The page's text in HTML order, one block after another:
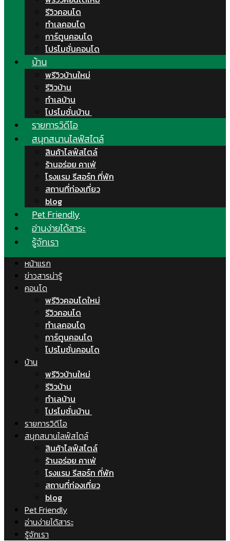
รีวิวคอนโด
ทำเลคอนโด
การ์ตูนคอนโด
โปรโมชั่นคอนโด
บ้าน
พรีวิวบ้านใหม่
รีวิวบ้าน
ทำเลบ้าน
โปรโมชั่นบ้าน
รายการวิดีโอ
สนุกสนานไลฟ์สไตล์
สินค้าไลฟ์สไตล์
ร้านอร่อย คาเฟ่
โรงแรม รีสอร์ท ที่พัก
สถานที่ท่องเที่ยว
blog
Pet Friendly
อ่านง่ายได้สาระ
รู้จักเรา
หน้าแรก
ข่าวสารน่ารู้
คอนโด
พรีวิวคอนโดใหม่
รีวิวคอนโด
ทำเลคอนโด
การ์ตูนคอนโด
โปรโมชั่นคอนโด
บ้าน
พรีวิวบ้านใหม่
รีวิวบ้าน
ทำเลบ้าน
โปรโมชั่นบ้าน
รายการวิดีโอ
สนุกสนานไลฟ์สไตล์
สินค้าไลฟ์สไตล์
ร้านอร่อย คาเฟ่
โรงแรม รีสอร์ท ที่พัก
สถานที่ท่องเที่ยว
blog
Pet Friendly
อ่านง่ายได้สาระ
รู้จักเรา